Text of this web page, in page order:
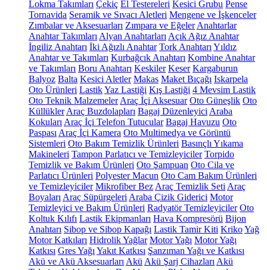
Lokma Takımları Çekiç El Testereleri Kesici Grubu Pense
Tornavida Seramik ve Sıvacı Aletleri Mengene ve İşkenceler
Zımbalar ve Aksesuarları Zımpara ve Eğeler Anahtarlar
Anahtar Takımları Alyan Anahtarları Açık Ağız Anahtar
İngiliz Anahtarı İki Ağızlı Anahtar Tork Anahtarı Yıldız
Anahtar ve Takımları Kurbağcık Anahtarı Kombine Anahtar
ve Takımları Boru Anahtarı Keskiler Keser Kargaburun
Balyoz Balta Kesici Aletler Makas Maket Bıçağı Iskarpela
Oto Ürünleri LastikYaz Lastiği Kış Lastiği 4 Mevsim Lastik
Oto Teknik Malzemeler Araç İçi Aksesuar Oto Güneşlik Oto
Küllükler Araç Buzdolapları Bagaj Düzenleyici Araba
Kokuları Araç İçi Telefon Tutucular Bagaj Havuzu Oto
Paspası Araç İçi Kamera Oto Multimedya ve Görüntü
Sistemleri Oto Bakım Temizlik Ürünleri Basınçlı Yıkama
Makineleri Tampon Parlatıcı ve Temizleyiciler Torpido
Temizlik ve Bakım Ürünleri Oto Şampuan Oto Cila ve
Parlatıcı Ürünleri Polyester Macun Oto Cam Bakım Ürünleri
ve Temizleyiciler Mikrofiber Bez Araç Temizlik Seti Araç
Boyaları Araç Süpürgeleri Araba Çizik Giderici Motor
Temizleyici ve Bakım Ürünleri Radyatör Temizleyiciler Oto
Koltuk Kılıfı Lastik Ekipmanları Hava Kompresörü Bijon
Anahtarı Sibop ve Sibop Kapağı Lastik Tamir Kiti KrikoYağ
Motor Katkıları Hidrolik Yağlar Motor Yağı Motor Yağı
Katkısı Gres Yağı Yakıt Katkısı Şanzıman Yağı ve Katkısı
Akü ve Akü Aksesuarları Akü Akü Şarj Cihazları Akü